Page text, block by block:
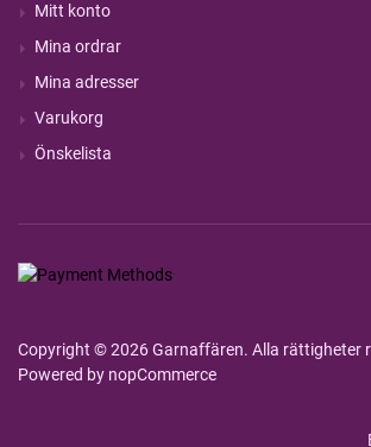
Mitt konto
Mina ordrar
Mina adresser
Varukorg
Önskelista
Copyright © 2026 Garnaffären. Alla rättigheter
Powered by nopCommerce